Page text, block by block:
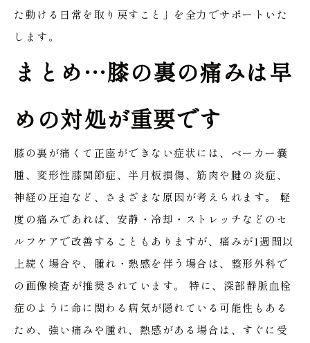
た動ける日常を取り戻すこと」を全力でサポートいた
します。
まとめ…膝の裏の痛みは早
めの対処が重要です
膝の裏が痛くて正座ができない症状には、ベーカー嚢
腫、変形性膝関節症、半月板損傷、筋肉や腱の炎症、
神経の圧迫など、さまざまな原因が考えられます。
軽
度の痛みであれば、安静・冷却・ストレッチなどのセ
ルフケアで改善することもありますが、痛みが1週間以
上続く場合や、腫れ・熱感を伴う場合は、整形外科で
の画像検査が推奨されています。
特に、深部静脈血栓
症のように命に関わる病気が隠れている可能性もある
ため、強い痛みや腫れ、熱感がある場合は、すぐに受